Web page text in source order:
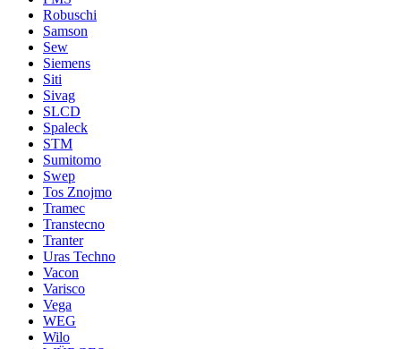
Robuschi
Samson
Sew
Siemens
Siti
Sivag
SLCD
Spaleck
STM
Sumitomo
Swep
Tos Znojmo
Tramec
Transtecno
Tranter
Uras Techno
Vacon
Varisco
Vega
WEG
Wilo